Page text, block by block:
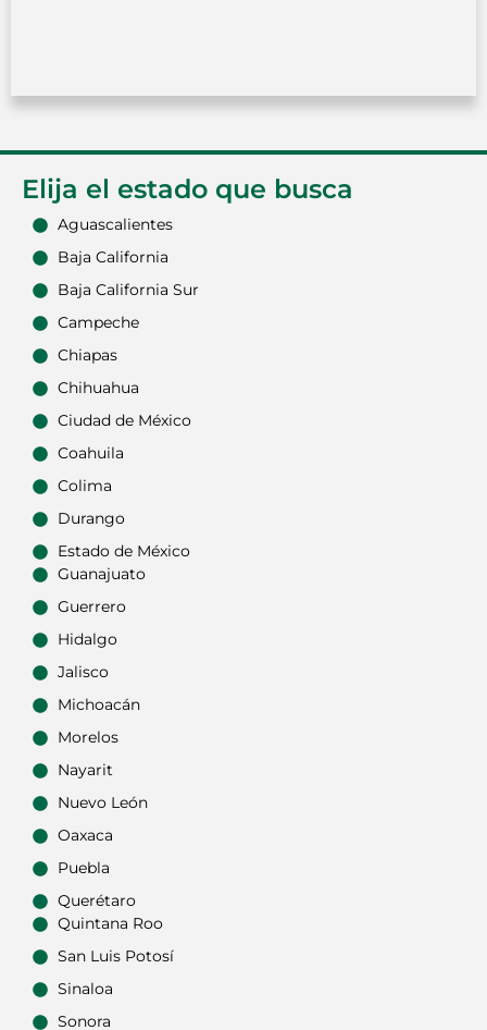
Elija el estado que busca
Aguascalientes
Baja California
Baja California Sur
Campeche
Chiapas
Chihuahua
Ciudad de México
Coahuila
Colima
Durango
Estado de México
Guanajuato
Guerrero
Hidalgo
Jalisco
Michoacán
Morelos
Nayarit
Nuevo León
Oaxaca
Puebla
Querétaro
Quintana Roo
San Luis Potosí
Sinaloa
Sonora